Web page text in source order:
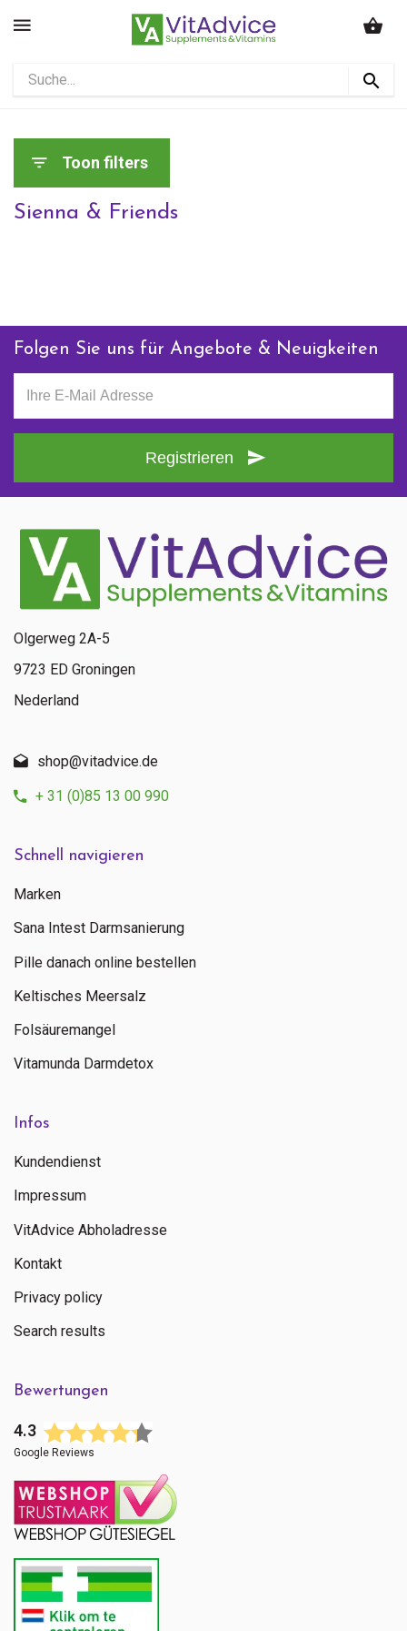
Toon filters
Sienna & Friends
Folgen Sie uns für Angebote & Neuigkeiten
Registrieren
Schnell navigieren
Marken
Sana Intest Darmsanierung
Pille danach online bestellen
Keltisches Meersalz
Folsäuremangel
Vitamunda Darmdetox
Infos
Kundendienst
Impressum
VitAdvice Abholadresse
Kontakt
Privacy policy
Search results
Bewertungen
4.3
Google Reviews
Olgerweg 2A-5
9723 ED Groningen
Nederland
shop@vitadvice.de
+ 31 (0)85 13 00 990